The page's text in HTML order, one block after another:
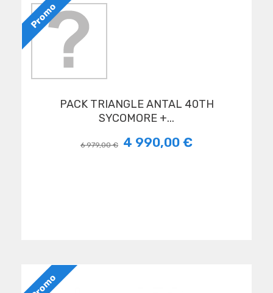
Promo
PACK TRIANGLE ANTAL 40TH
SYCOMORE +...
6 979,00 € 4 990,00 €
Promo